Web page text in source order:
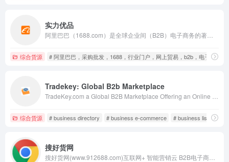
实力优品
综合货源 # 阿里巴巴，采购批发，1688，行业门户，网上贸易，b2b，电子商务
Tradekey: Global B2b Marketplace
综合货源 # business directory # business e-commerce # business listings
搜好货网